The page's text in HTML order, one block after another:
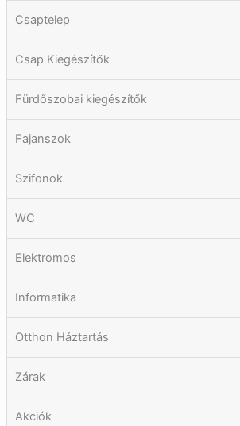
Csaptelep
Csap Kiegészítők
Fürdőszobai kiegészítők
Fajanszok
Szifonok
WC
Elektromos
Informatika
Otthon Háztartás
Zárak
Akciók